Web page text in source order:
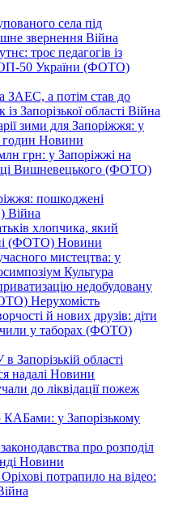
села під
звернення Війна
троє педагогів із
ТОП-50 України (ФОТО)
ЗАЕС, а потім став до
Запорізької області Війна
зими для Запоріжжя: у
годин Новини
грн: у Запоріжжі на
Вишневецького (ФОТО)
пошкоджені
Війна
хлопчика, який
(ФОТО) Новини
мистецтва: у
Культура
недобудовану
Нерухомість
й нових друзів: діти
у таборах (ФОТО)
Запорізькій області
надалі Новини
до ліквідації пожеж
КАБами: у Запорізькому
про розподіл
Новини
потрапило на відео: